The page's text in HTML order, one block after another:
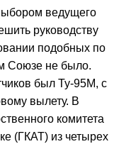
ведущего
руководству
подобных по
Союзе не было.
был Ту‑95М, с
вылету. В
комитета
(ГКАТ) из четырех